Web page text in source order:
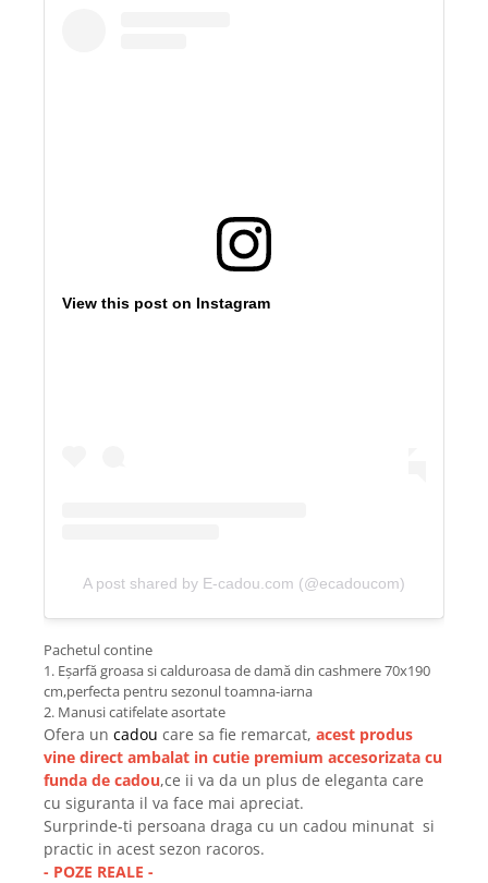
View this post on Instagram
A post shared by E-cadou.com (@ecadoucom)
Pachetul contine
1. Eșarfă groasa si calduroasa de damă din cashmere 70x190
cm,perfecta pentru sezonul toamna-iarna
2. Manusi catifelate asortate
Ofera un cadou care sa fie remarcat, acest produs
vine direct ambalat in cutie premium accesorizata cu
funda de cadou,ce ii va da un plus de eleganta care
cu siguranta il va face mai apreciat.
Surprinde-ti persoana draga cu un cadou minunat si
practic in acest sezon racoros.
- POZE REALE -